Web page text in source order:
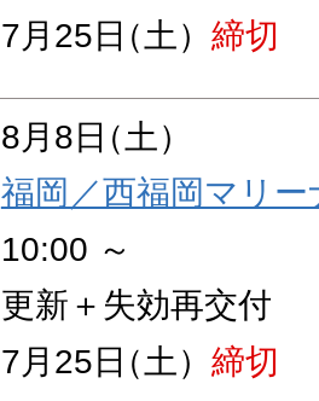
7月25日（土） 締切
8月8日（土）
福岡／西福岡マリ
10:00 ～
更新＋失効再交付
7月25日（土） 締切